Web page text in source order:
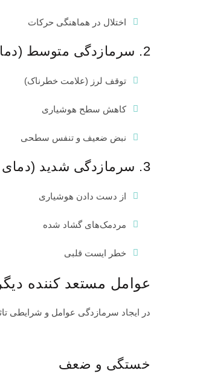
اختلال در هماهنگی حرکات
2. سرمازدگی متوسط (دمای بدن 28-32°C)
توقف لرز (علامت خطرناک)
کاهش سطح هوشیاری
نبض ضعیف و تنفس سطحی
3. سرمازدگی شدید (دمای بدن زیر 28°C)
از دست دادن هوشیاری
مردمک‌های گشاد شده
خطر ایست قلبی
عوامل مستعد کننده
در ایجاد سرمازدگی عوامل و شرایطی
خستگی و ضعف